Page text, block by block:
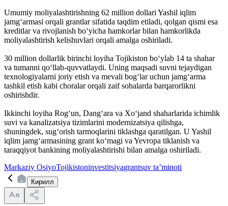
Umumiy moliyalashtirishning 62 million dollari Yashil iqlim
jamg‘armasi orqali grantlar sifatida taqdim etiladi, qolgan qismi esa
kreditlar va rivojlanish bo‘yicha hamkorlar bilan hamkorlikda
moliyalashtirish kelishuvlari orqali amalga oshiriladi.
30 million dollarlik birinchi loyiha Tojikiston bo‘ylab 14 ta shahar
va tumanni qo‘llab-quvvatlaydi. Uning maqsadi suvni tejaydigan
texnologiyalarni joriy etish va mevali bog‘lar uchun jamg‘arma
tashkil etish kabi choralar orqali zaif sohalarda barqarorlikni
oshirishdir.
Ikkinchi loyiha Rog‘un, Dang‘ara va Xo‘jand shaharlarida ichimlik
suvi va kanalizatsiya tizimlarini modernizatsiya qilishga,
shuningdek, sug‘orish tarmoqlarini tiklashga qaratilgan. U Yashil
iqlim jamg‘armasining grant ko‘magi va Yevropa tiklanish va
taraqqiyot bankining moliyalashtirishi bilan amalga oshiriladi.
Markaziy OsiyoTojikistoninvestitsiyagrantsuv ta’minoti
Кирилл